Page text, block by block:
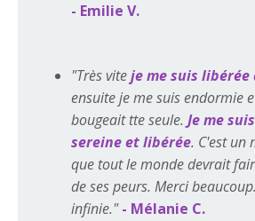
- Emilie V.
"Très viteje me suis libérée
ensuite je me suis endormie
bougeait tte seule. Je me
sereine et libérée. C'est un
que tout le monde devrait
de ses peurs. Merci
infinie." - Mélanie C.